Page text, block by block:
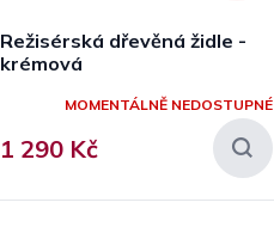
Režisérská dřevěná židle -
krémová
MOMENTÁLNĚ NEDOSTUPNÉ
1 290 Kč